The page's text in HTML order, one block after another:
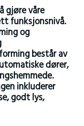
gjøre våre
funksjonsnivå.
og
består av
dører,
inkluderer
godt lys,